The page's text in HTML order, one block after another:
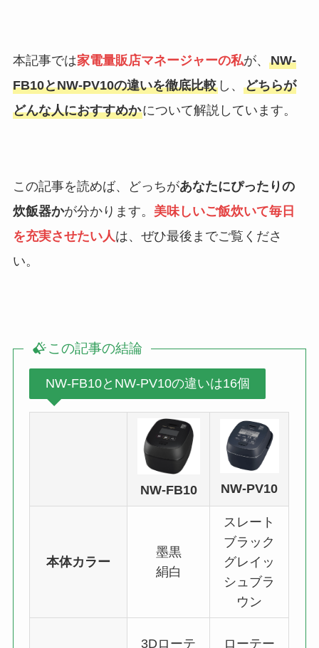
本記事では家電量販店マネージャーの私が、 NW-
FB10とNW-PV10の違いを徹底比較し、 どちらが
どんな人におすすめかについて解説しています。
この記事を読めば、どっちがあなたにぴったりの
炊飯器かが分かります。 美味しいご飯炊いて毎日
を充実させたい人は、ぜひ最後までご覧くださ
い。
この記事の結論
NW-FB10とNW-PV10の違いは16個
NW-FB10 NW-PV10
本体カラー
墨黒
絹白
スレート
ブラック
グレイッ
シュブラ
ウン
3Dローテ
ローテー